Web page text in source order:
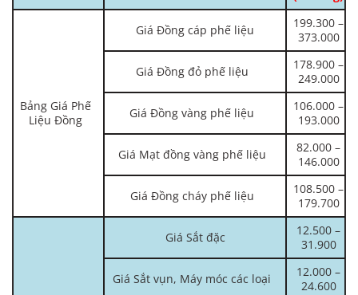
Bảng Giá Phế
Liệu Đồng
Giá Đồng cáp phế liệu
199.300 –
373.000
Giá Đồng đỏ phế liệu
178.900 –
249.000
Giá Đồng vàng phế liệu
106.000 –
193.000
Giá Mạt đồng vàng phế liệu
82.000 –
146.000
Giá Đồng cháy phế liệu
108.500 –
179.700
Giá Sắt đặc
12.500 –
31.900
Giá Sắt vụn, Máy móc các loại
12.000 –
24.600